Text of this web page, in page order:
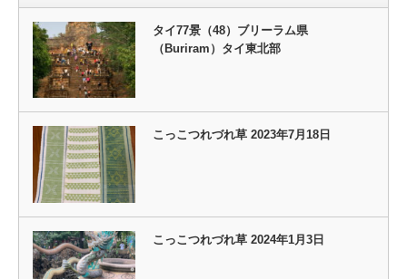
タイ77景（48）ブリーラム県
（Buriram）タイ東北部
こっこつれづれ草 2023年7月18日
こっこつれづれ草 2024年1月3日